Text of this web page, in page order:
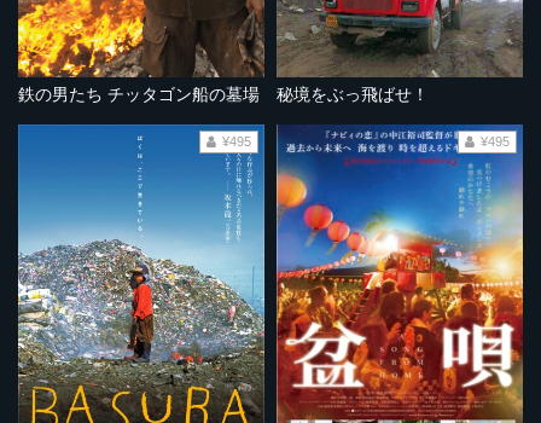
鉄の男たち チッタゴン船の墓場 秘境をぶっ飛ばせ！
¥495 ¥495